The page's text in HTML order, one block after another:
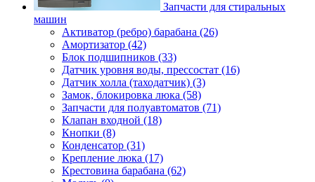
Запчасти для стиральных
машин
Активатор (ребро) барабана (26)
Амортизатор (42)
Блок подшипников (33)
Датчик уровня воды, прессостат (16)
Датчик холла (таходатчик) (3)
Замок, блокировка люка (58)
Запчасти для полуавтоматов (71)
Клапан входной (18)
Кнопки (8)
Конденсатор (31)
Крепление люка (17)
Крестовина барабана (62)